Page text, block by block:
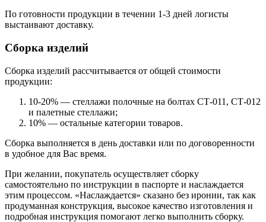
По готовности продукции в течении 1-3 дней логисты
выстаивают доставку.
Сборка изделий
Сборка изделий рассчитывается от общей стоимости
продукции:
10-20% — стеллажи полочные на болтах СТ-011, СТ-012
и палетные стеллажи;
10% — остальные категории товаров.
Сборка выполняется в день доставки или по договоренности
в удобное для Вас время.
При желании, покупатель осуществляет сборку
самостоятельно по инструкции в паспорте и наслаждается
этим процессом. «Наслаждается» сказано без иронии, так как
продуманная конструкция, высокое качество изготовления и
подробная инструкция помогают легко выполнить сборку.